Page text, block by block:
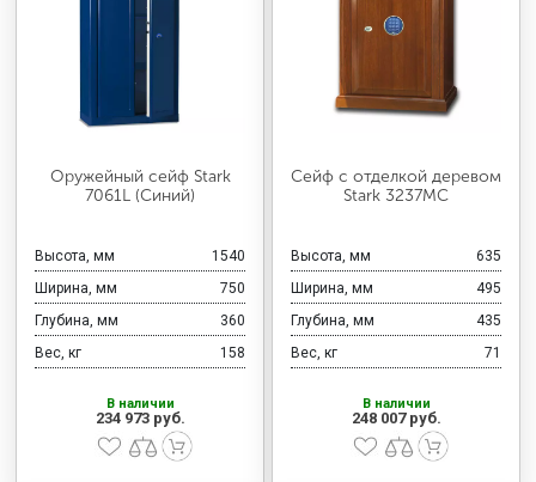
Оружейный сейф Stark
7061L (Синий)
Высота, мм
1540
Ширина, мм
750
Глубина, мм
360
Вес, кг
158
В наличии
234 973 руб.
Сейф с отделкой деревом
Stark 3237MC
Высота, мм
635
Ширина, мм
495
Глубина, мм
435
Вес, кг
71
В наличии
248 007 руб.